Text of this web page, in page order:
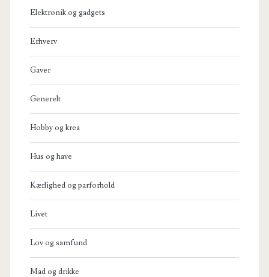
Elektronik og gadgets
Erhverv
Gaver
Generelt
Hobby og krea
Hus og have
Kærlighed og parforhold
Livet
Lov og samfund
Mad og drikke